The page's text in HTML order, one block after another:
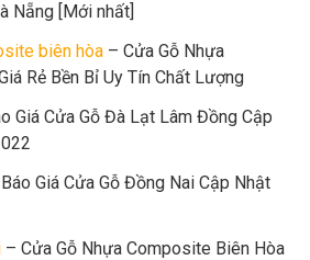
Nẵng [Mới nhất]
biên hòa – Cửa Gỗ Nhựa
Rẻ Bền Bỉ Uy Tín Chất Lượng
Giá Cửa Gỗ Đà Lạt Lâm Đồng Cập
Giá Cửa Gỗ Đồng Nai Cập Nhật
– Cửa Gỗ Nhựa Composite Biên Hòa